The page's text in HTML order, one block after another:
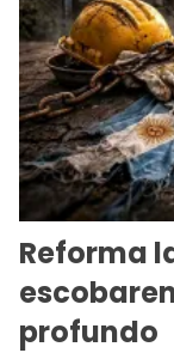
Reforma
profundo